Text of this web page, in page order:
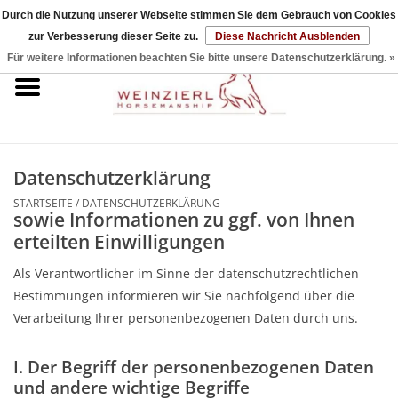
0 Artikel - €0,00
Startseite
Halfter & Seile
Sticks & Strings
Reitpad
Datenschutzerklärung
STARTSEITE / DATENSCHUTZERKLÄRUNG
sowie Informationen zu ggf. von Ihnen
erteilten Einwilligungen
Als Verantwortlicher im Sinne der datenschutzrechtlichen
Bestimmungen informieren wir Sie nachfolgend über die
Verarbeitung Ihrer personenbezogenen Daten durch uns.
I. Der Begriff der personenbezogenen Daten
und andere wichtige Begriffe
Durch die Nutzung unserer Webseite stimmen Sie dem Gebrauch von Cookies
zur Verbesserung dieser Seite zu.
Diese Nachricht Ausblenden
Für weitere Informationen beachten Sie bitte unsere Datenschutzerklärung. »